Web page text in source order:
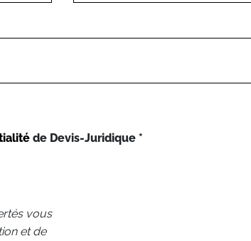
de Devis-Juridique *
vous
et de